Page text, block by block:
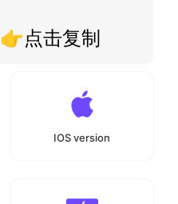
👉点击复制
IOS version